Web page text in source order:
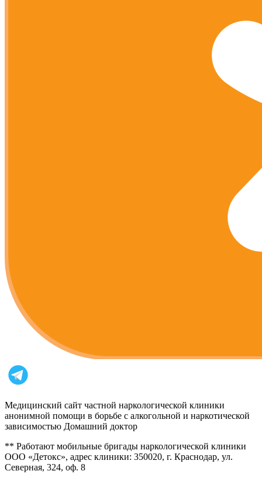
Медицинский сайт частной наркологической клиники
анонимной помощи в борьбе с алкогольной и наркотической
зависимостью Домашний доктор
** Работают мобильные бригады наркологической клиники
ООО «Детокс», адрес клиники: 350020, г. Краснодар, ул.
Северная, 324, оф. 8